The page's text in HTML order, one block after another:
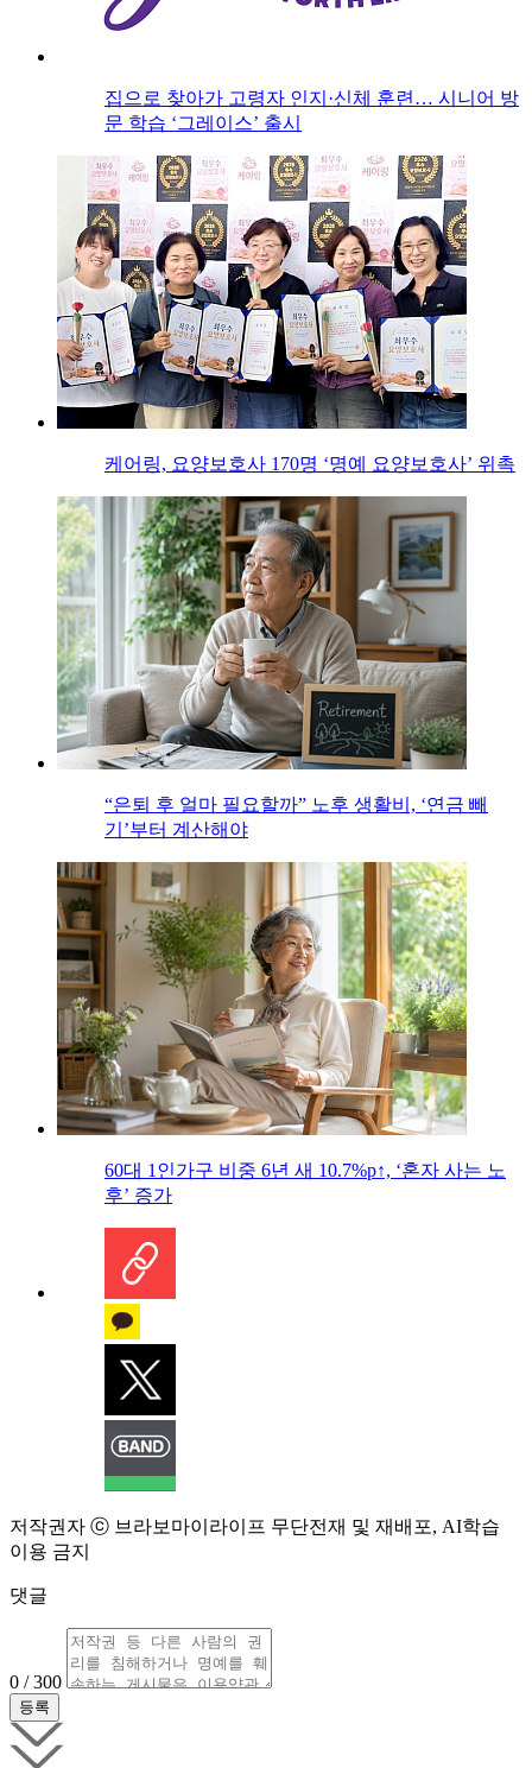
집으로 찾아가 고령자 인지·신체 훈련… 시니어 방
문 학습 ‘그레이스’ 출시
케어링, 요양보호사 170명 ‘명예 요양보호사’ 위촉
“은퇴 후 얼마 필요할까” 노후 생활비, ‘연금 빼
기’부터 계산해야
60대 1인가구 비중 6년 새 10.7%p↑, ‘혼자 사는 노
후’ 증가
저작권자 ⓒ 브라보마이라이프 무단전재 및 재배포, AI학습
이용 금지
댓글
0 / 300